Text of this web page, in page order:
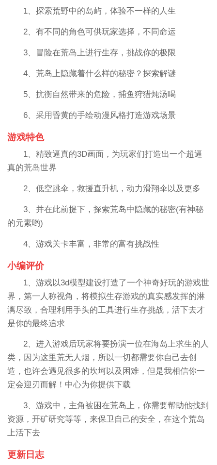
1、探索荒野中的岛屿，体验不一样的人生
2、有不同的角色可供玩家选择，不同命运
3、冒险在荒岛上进行生存，挑战你的极限
4、荒岛上隐藏着什么样的秘密？探索解谜
5、抗衡自然带来的危险，捕鱼狩猎炖汤喝
6、采用昏黄的手绘动漫风格打造游戏场景
游戏特色
1、精致逼真的3D画面，为玩家们打造出一个超逼
真的荒岛世界
2、低空跳伞，救援直升机，动力滑翔伞以及更多
3、并在此前提下，探索荒岛中隐藏的秘密(有神秘
的元素哟)
4、游戏关卡丰富，非常的富有挑战性
小编评价
1、游戏以3d模型建设打造了一个神奇好玩的游戏世
界，第一人称视角，将模拟生存游戏的真实感发挥的淋
漓尽致，合理利用手头的工具进行生存挑战，活下去才
是你的最终追求
2、进入游戏后玩家将要扮演一位在海岛上求生的人
类，因为这里荒无人烟，所以一切都需要你自己去创
造，也许会遇见很多的坎坷以及困难，但是我相信你一
定会迎刃而解！中心为你提供下载
3、游戏中，主角被困在荒岛上，你需要帮助他找到
资源，开矿研究等等，来保卫自己的安全，在这个荒岛
上活下去
更新日志